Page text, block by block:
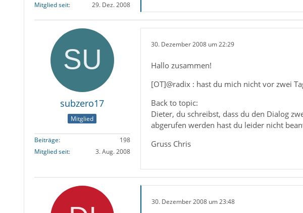
Mitglied seit
29. Dez. 2008
subzero17
Mitglied
Beiträge
198
Mitglied seit
3. Aug. 2008
30. Dezember 2008 um 22:29
Hallo zusammen!
[OT]@radix : hast du mich nicht vor zwei
Back to topic:
Dieter, du schreibst, dass du den Dialog
abgerufen werden hast du leider nicht
Gruss Chris
30. Dezember 2008 um 23:48